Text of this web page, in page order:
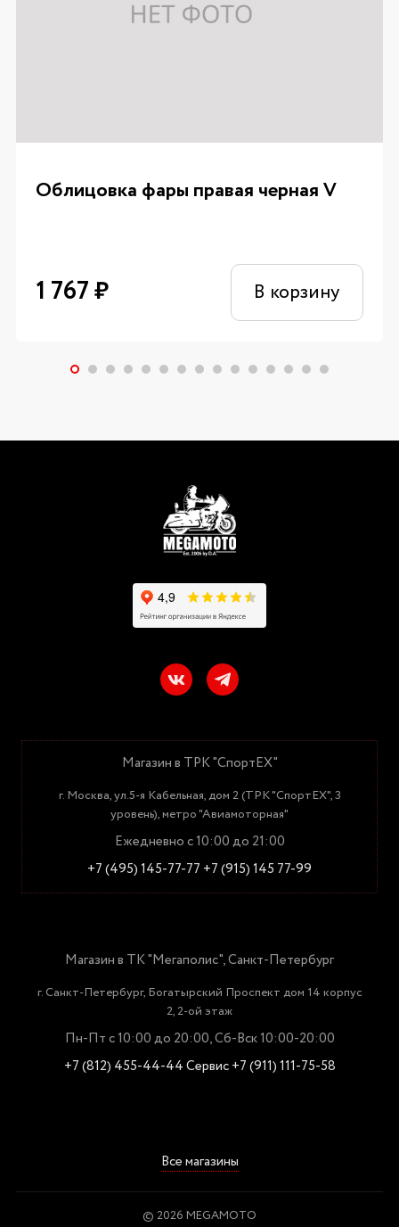
Облицовка фары правая черная V
1 767₽ В корзину
Магазин в ТРК "СпортЕХ"
г. Москва, ул.5-я Кабельная, дом 2 (ТРК "СпортЕХ", 3
уровень), метро "Авиамоторная"
Ежедневно с 10:00 до 21:00
+7 (495) 145-77-77 +7 (915) 145 77-99
Магазин в ТК "Мегаполис", Санкт-Петербург
г. Санкт-Петербург, Богатырский Проспект дом 14 корпус
2, 2-ой этаж
Пн-Пт с 10:00 до 20:00, Сб-Вск 10:00-20:00
+7 (812) 455-44-44Сервис +7 (911) 111-75-58
Все магазины
© 2026 MEGAMOTO